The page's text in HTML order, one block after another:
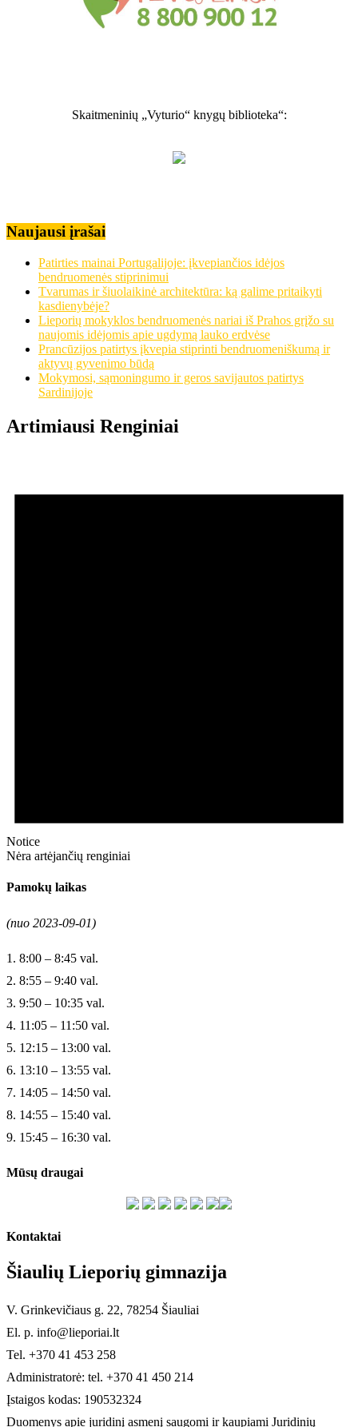
Skaitmeninių „Vyturio“ knygų biblioteka“:
Naujausi įrašai
Patirties mainai Portugalijoje: įkvepiančios idėjos
bendruomenės stiprinimui
Tvarumas ir šiuolaikinė architektūra: ką galime pritaikyti
kasdienybėje?
Lieporių mokyklos bendruomenės nariai iš Prahos grįžo su
naujomis idėjomis apie ugdymą lauko erdvėse
Prancūzijos patirtys įkvepia stiprinti bendruomeniškumą ir
aktyvų gyvenimo būdą
Mokymosi, sąmoningumo ir geros savijautos patirtys
Sardinijoje
Artimiausi Renginiai
Notice
Nėra artėjančių renginiai
Pamokų laikas
(nuo 2023-09-01)
1. 8:00 – 8:45 val.
2. 8:55 – 9:40 val.
3. 9:50 – 10:35 val.
4. 11:05 – 11:50 val.
5. 12:15 – 13:00 val.
6. 13:10 – 13:55 val.
7. 14:05 – 14:50 val.
8. 14:55 – 15:40 val.
9. 15:45 – 16:30 val.
Mūsų draugai
Kontaktai
Šiaulių Lieporių gimnazija
V. Grinkevičiaus g. 22, 78254 Šiauliai
El. p. info@lieporiai.lt
Tel. +370 41 453 258
Administratorė: tel. +370 41 450 214
Įstaigos kodas: 190532324
Duomenys apie juridinį asmenį saugomi ir kaupiami Juridinių